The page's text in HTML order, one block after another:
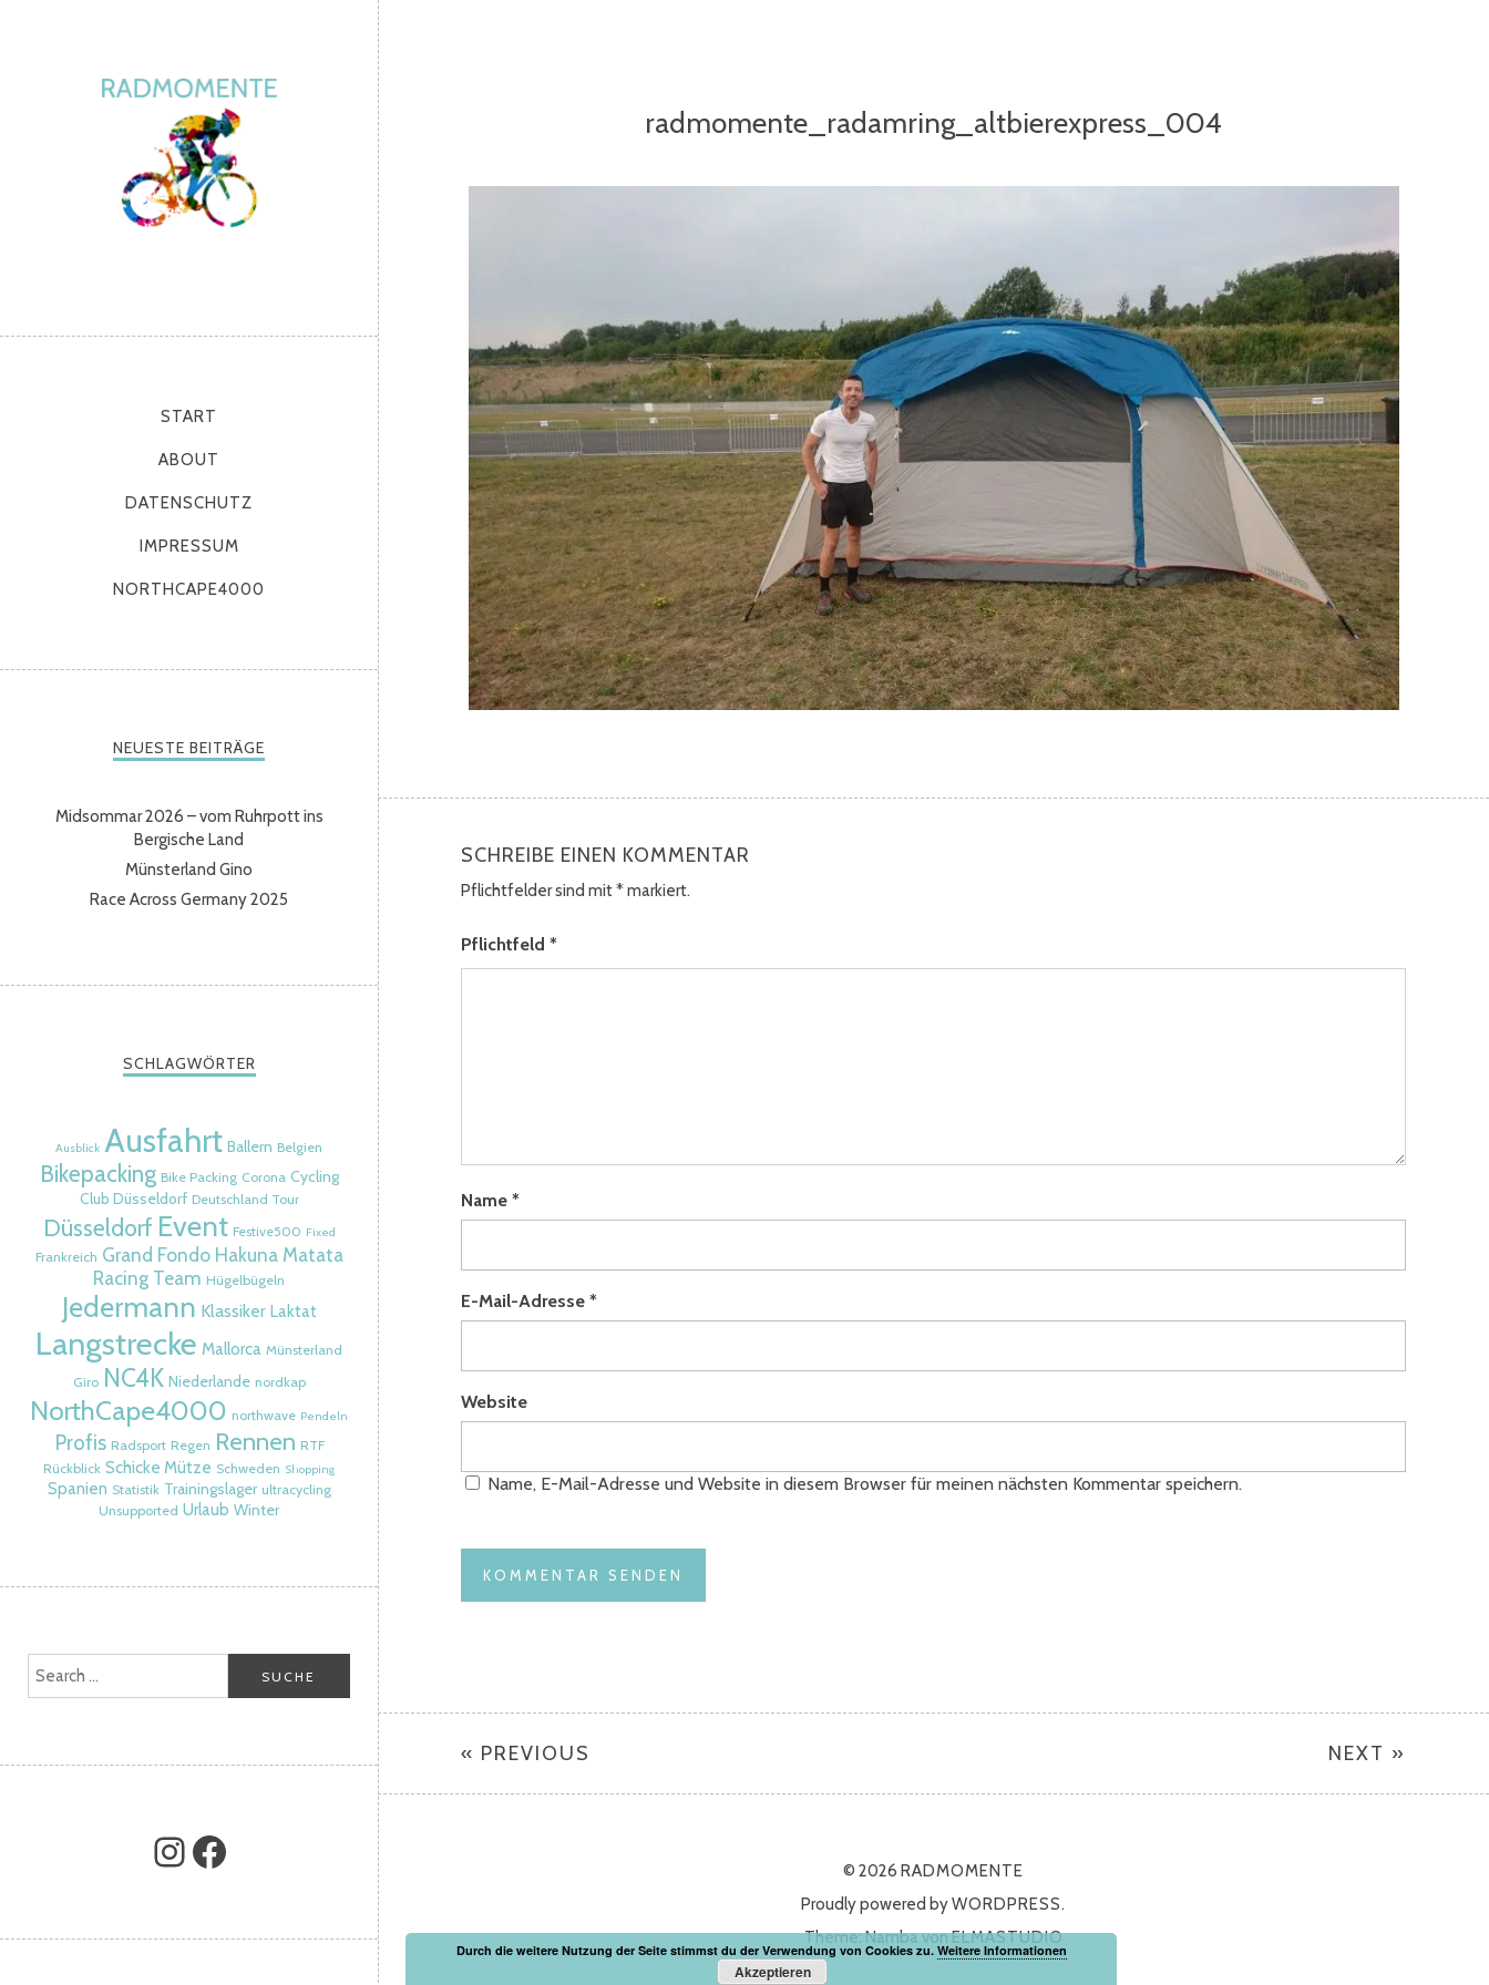
START
ABOUT
DATENSCHUTZ
IMPRESSUM
NORTHCAPE4000
NEUESTE BEITRÄGE
Midsommar 2026 – vom Ruhrpott ins
Bergische Land
Münsterland Gino
Race Across Germany 2025
SCHLAGWÖRTER
Ausblick Ausfahrt Ballern Belgien
Bikepacking Bike Packing Corona Cycling
Club Düsseldorf Deutschland Tour
Düsseldorf Event Festive500 Fixed
Frankreich Grand Fondo Hakuna Matata
Racing Team Hügelbügeln
Jedermann Klassiker Laktat
Langstrecke Mallorca Münsterland
Giro NC4K Niederlande nordkap
NorthCape4000 northwave Pendeln
Profis Radsport Regen Rennen RTF
Rückblick Schicke Mütze Schweden Shopping
Spanien Statistik Trainingslager ultracycling
Unsupported Urlaub Winter
radmomente_radamring_altbierexpress_004
SCHREIBE EINEN KOMMENTAR
Pflichtfelder sind mit*markiert.
Pflichtfeld*
Name*
E-Mail-Adresse*
Website
Name, E-Mail-Adresse und Website in diesem Browser für meinen nächsten Kommentar speichern.
« PREVIOUS NEXT »
© 2026RADMOMENTE
Proudly powered byWORDPRESS.
Theme: Namba vonELMASTUDIO
Durch die weitere Nutzung der Seite stimmst du der Verwendung von Cookies zu. Weitere Informationen
Akzeptieren